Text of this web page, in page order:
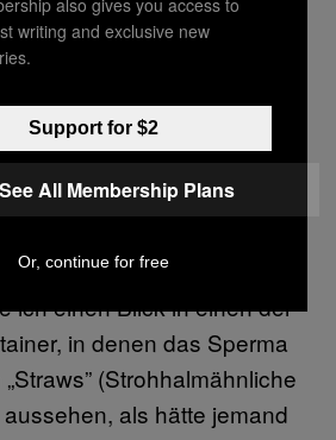
ich einen Blick in einen der
in denen das Sperma
(Strohhalmähnliche
als hätte jemand
writing and exclusive new
Support for $2
See All Membership Plans
Or, continue for free